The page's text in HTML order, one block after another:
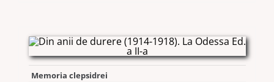
Memoria clepsidrei